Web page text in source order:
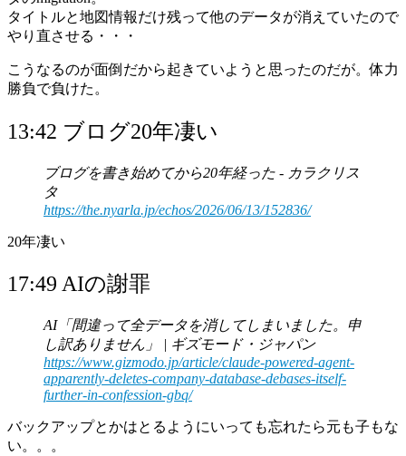
タイトルと地図情報だけ残って他のデータが消えていたので
やり直させる・・・
こうなるのが面倒だから起きていようと思ったのだが。体力
勝負で負けた。
13:42 ブログ20年凄い
ブログを書き始めてから20年経った - カラクリス
タ
https://the.nyarla.jp/echos/2026/06/13/152836/
20年凄い
17:49 AIの謝罪
AI「間違って全データを消してしまいました。申
し訳ありません」 | ギズモード・ジャパン
https://www.gizmodo.jp/article/claude-powered-agent-
apparently-deletes-company-database-debases-itself-
further-in-confession-gbq/
バックアップとかはとるようにいっても忘れたら元も子もな
い。。。